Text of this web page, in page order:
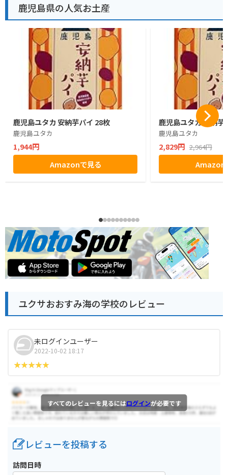
鹿児島県の人気お土産
鹿児島ユタカ 安納芋パイ 28枚
鹿児島ユタカ
1,944円
Amazonで見る
鹿児島ユタカ 安納
鹿児島ユタカ
2,829円 2,964円
Amazon
ユクサおおすみ海の学校のレビュー
未ログインユーザー
2022-10-02 18:17
すべてのレビューを見るにはログインが必要です
レビューを投稿する
訪問日時